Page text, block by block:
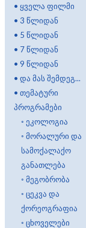
• ყველა ფილმი
• 3 წლიდან
• 5 წლიდან
• 7 წლიდან
• 9 წლიდან
• და მას შემდეგ...
• თემატური
პროგრამები
◦ ეკოლოგია
◦ მორალური და
სამოქალაქო
განათლება
◦ მეგობრობა
◦ ცეკვა და
ქორეოგრაფია
◦ ცხოველები